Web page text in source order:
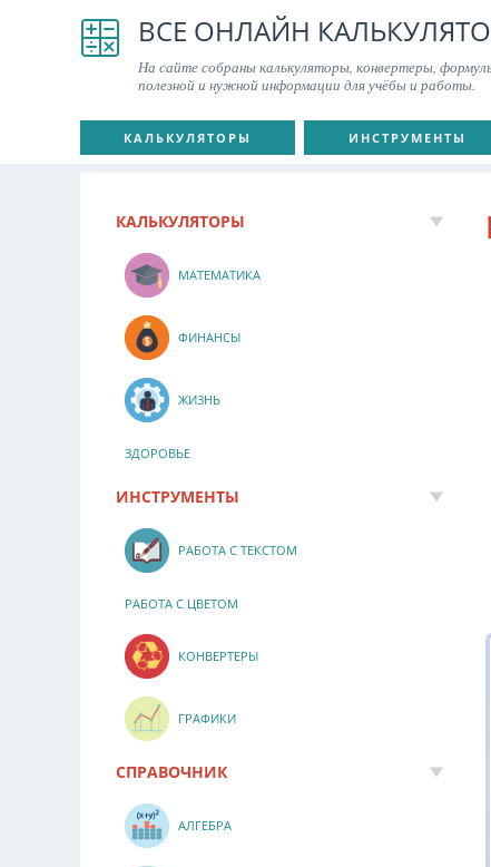
ВСЕ ОНЛАЙН
На сайте собраны калькуляторы, конвертеры,
полезной и нужной информации для учёбы и работы.
КАЛЬКУЛЯТОРЫ ИНСТРУМЕНТЫ
КАЛЬКУЛЯТОРЫ
МАТЕМАТИКА
ФИНАНСЫ
ЖИЗНЬ
ЗДОРОВЬЕ
ИНСТРУМЕНТЫ
РАБОТА С ТЕКСТОМ
РАБОТА С ЦВЕТОМ
КОНВЕРТЕРЫ
ГРАФИКИ
СПРАВОЧНИК
АЛГЕБРА